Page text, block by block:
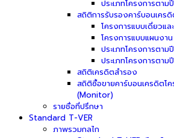
ประเภทโครงการตาม
สถิติการรับรองคาร์บอนเคร
โครงการแบบเดี่ยวแ
โครงการแบบแผนงาน
ประเภทโครงการตา
ประเภทโครงการตาม
สถิติเครดิตสำรอง
สถิติซื้อขายคาร์บอนเครดิตโค
(Monitor)
รายชื่อที่ปรึกษา
Standard T-VER
ภาพรวมกลไก